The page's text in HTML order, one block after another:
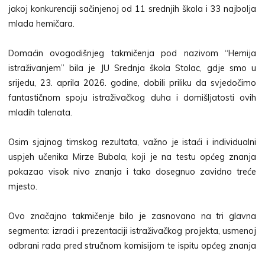
jakoj konkurenciji sačinjenoj od 11 srednjih škola i 33 najbolja
mlada hemičara.
Domaćin ovogodišnjeg takmičenja pod nazivom “Hemija
istraživanjem” bila je JU Srednja škola Stolac, gdje smo u
srijedu, 23. aprila 2026. godine, dobili priliku da svjedočimo
fantastičnom spoju istraživačkog duha i domišljatosti ovih
mladih talenata.
Osim sjajnog timskog rezultata, važno je istaći i individualni
uspjeh učenika Mirze Bubala, koji je na testu općeg znanja
pokazao visok nivo znanja i tako dosegnuo zavidno treće
mjesto.
Ovo značajno takmičenje bilo je zasnovano na tri glavna
segmenta: izradi i prezentaciji istraživačkog projekta, usmenoj
odbrani rada pred stručnom komisijom te ispitu općeg znanja